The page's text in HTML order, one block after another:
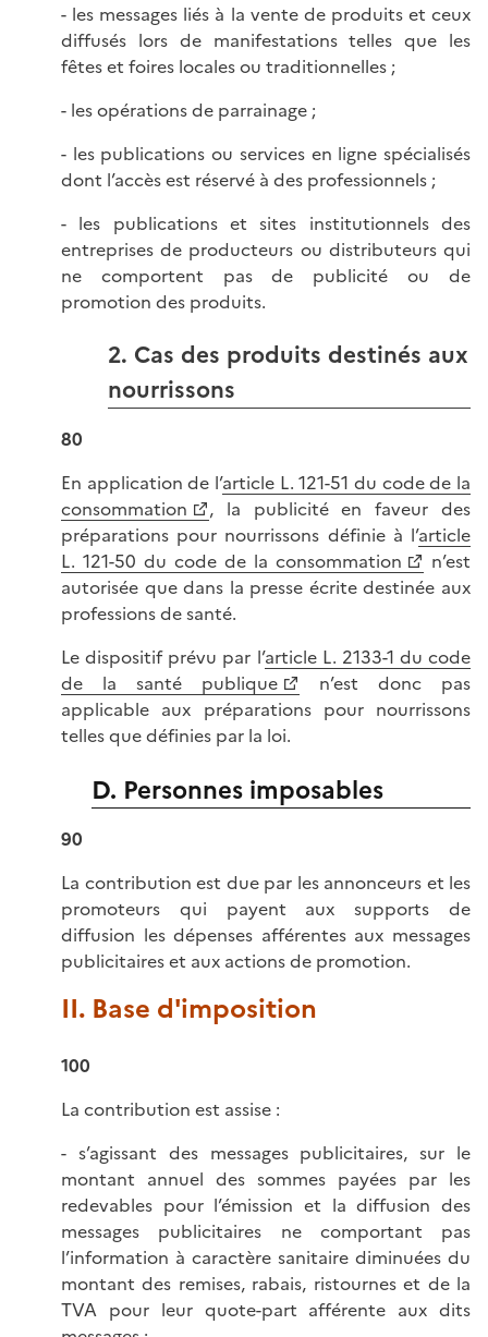
- les messages liés à la vente de produits et ceux
diffusés lors de manifestations telles que les
fêtes et foires locales ou traditionnelles ;
- les opérations de parrainage ;
- les publications ou services en ligne spécialisés
dont l’accès est réservé à des professionnels ;
- les publications et sites institutionnels des
entreprises de producteurs ou distributeurs qui
ne comportent pas de publicité ou de
promotion des produits.
2. Cas des produits destinés aux
nourrissons
80
En application de l’article L. 121-51 du code de la
consommation
, la publicité en faveur des
préparations pour nourrissons définie à l’article
L. 121-50 du code de la consommation
n’est
autorisée que dans la presse écrite destinée aux
professions de santé.
Le dispositif prévu par l’article L. 2133-1 du code
de la santé publique
n’est donc pas
applicable aux préparations pour nourrissons
telles que définies par la loi.
D. Personnes imposables
90
La contribution est due par les annonceurs et les
promoteurs qui payent aux supports de
diffusion les dépenses afférentes aux messages
publicitaires et aux actions de promotion.
II. Base d'imposition
100
La contribution est assise :
- s’agissant des messages publicitaires, sur le
montant annuel des sommes payées par les
redevables pour l’émission et la diffusion des
messages publicitaires ne comportant pas
l’information à caractère sanitaire diminuées du
montant des remises, rabais, ristournes et de la
TVA pour leur quote-part afférente aux dits